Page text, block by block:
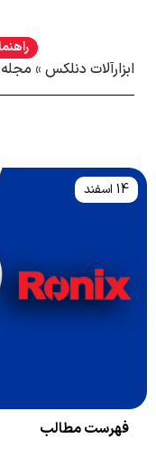
ابزارآلات دنلکس»
فهرست مطالب
14 اسفند